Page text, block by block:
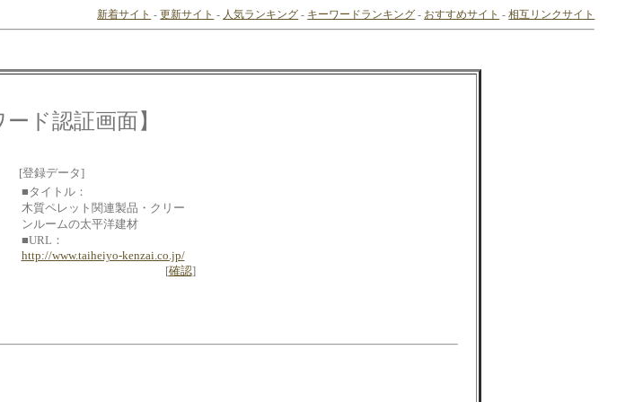
新着サイト -更新サイト - 人気ランキング - キーワードランキング - おすすめサイト -相互リンクサイト
ード認証画面】
[登録データ]
■タイトル：
木質ペレット関連製品・クリー
ンルームの太平洋建材
■URL：
http://www.taiheiyo-kenzai.co.jp/
[確認]